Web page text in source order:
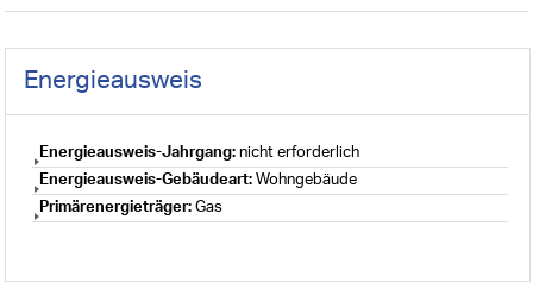
Energieausweis
Energieausweis-Jahrgang: nicht erforderlich
Energieausweis-Gebäudeart: Wohngebäude
Primärenergieträger: Gas